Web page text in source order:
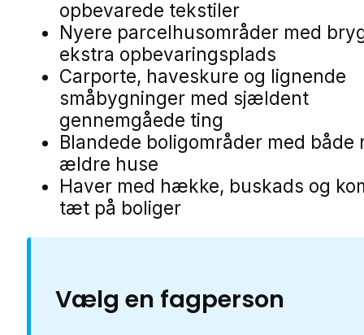
opbevarede tekstiler
Nyere parcelhusområder med
ekstra opbevaringsplads
Carporte, haveskure og lignende
småbygninger med sjældent
gennemgåede ting
Blandede boligområder med både
ældre huse
Haver med hække, buskads og
tæt på boliger
Vælg en fagperson